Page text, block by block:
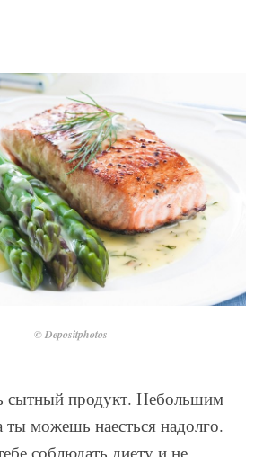
© Depositphotos
продукт. Небольшим
ты можешь наесться надолго.
соблюдать диету и не